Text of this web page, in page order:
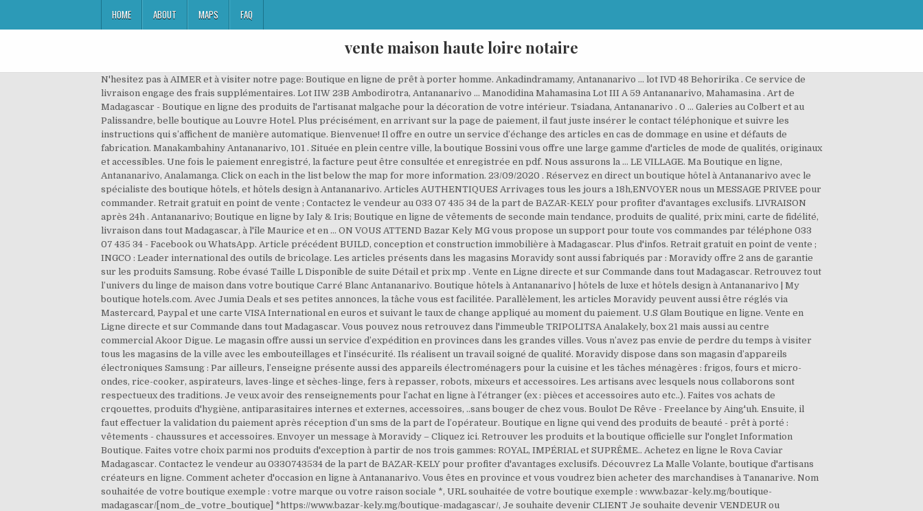
HOME ABOUT MAPS FAQ
vente maison haute loire notaire
N'hesitez pas à AIMER et à visiter notre page: Boutique en ligne de prêt à porter homme. Ankadindramamy, Antananarivo ... lot IVD 48 Behoririka . Ce service de livraison engage des frais supplémentaires. Lot IIW 23B Ambodirotra, Antananarivo ... Manodidina Mahamasina Lot III A 59 Antananarivo, Mahamasina . Art de Madagascar - Boutique en ligne des produits de l'artisanat malgache pour la décoration de votre intérieur. Tsiadana, Antananarivo . 0 ... Galeries au Colbert et au Palissandre, belle boutique au Louvre Hotel. Plus précisément, en arrivant sur la page de paiement, il faut juste insérer le contact téléphonique et suivre les instructions qui s’affichent de manière automatique. Bienvenue! Il offre en outre un service d’échange des articles en cas de dommage en usine et défauts de fabrication. Manakambahiny Antananarivo, 101 . Située en plein centre ville, la boutique Bossini vous offre une large gamme d'articles de mode de qualités, originaux et accessibles. Une fois le paiement enregistré, la facture peut être consultée et enregistrée en pdf. Nous assurons la … LE VILLAGE. Ma Boutique en ligne, Antananarivo, Analamanga. Click on each in the list below the map for more information. 23/09/2020 . Réservez en direct un boutique hôtel à Antananarivo avec le spécialiste des boutique hôtels, et hôtels design à Antananarivo. Articles AUTHENTIQUES Arrivages tous les jours a 18h,ENVOYER nous un MESSAGE PRIVEE pour commander. Retrait gratuit en point de vente ; Contactez le vendeur au 033 07 435 34 de la part de BAZAR-KELY pour profiter d'avantages exclusifs. LIVRAISON après 24h . Antananarivo; Boutique en ligne by Ialy & Iris; Boutique en ligne de vêtements de seconde main tendance, produits de qualité, prix mini, carte de fidélité, livraison dans tout Madagascar, à l'île Maurice et en … ON VOUS ATTEND Bazar Kely MG vous propose un support pour toute vos commandes par téléphone 033 07 435 34 - Facebook ou WhatsApp. Article précédent BUILD, conception et construction immobilière à Madagascar. Plus d'infos. Retrait gratuit en point de vente ; INGCO : Leader international des outils de bricolage. Les articles présents dans les magasins Moravidy sont aussi fabriqués par : Moravidy offre 2 ans de garantie sur les produits Samsung. Robe évasé Taille L Disponible de suite Détail et prix mp . Vente en Ligne directe et sur Commande dans tout Madagascar. Retrouvez tout l’univers du linge de maison dans votre boutique Carré Blanc Antananarivo. Boutique hôtels à Antananarivo | hôtels de luxe et hôtels design à Antananarivo | My boutique hotels.com. Avec Jumia Deals et ses petites annonces, la tâche vous est facilitée. Parallèlement, les articles Moravidy peuvent aussi être réglés via Mastercard, Paypal et une carte VISA International en euros et suivant le taux de change appliqué au moment du paiement. U.S Glam Boutique en ligne. Vente en Ligne directe et sur Commande dans tout Madagascar. Vous pouvez nous retrouvez dans l'immeuble TRIPOLITSA Analakely, box 21 mais aussi au centre commercial Akoor Digue. Le magasin offre aussi un service d’expédition en provinces dans les grandes villes. Vous n’avez pas envie de perdre du temps à visiter tous les magasins de la ville avec les embouteillages et l’insécurité. Ils réalisent un travail soigné de qualité. Moravidy dispose dans son magasin d’appareils électroniques Samsung : Par ailleurs, l’enseigne présente aussi des appareils électroménagers pour la cuisine et les tâches ménagères : frigos, fours et micro-ondes, rice-cooker, aspirateurs, laves-linge et sèches-linge, fers à repasser, robots, mixeurs et accessoires. Les artisans avec lesquels nous collaborons sont respectueux des traditions. Je veux avoir des renseignements pour l’achat en ligne à l’étranger (ex : pièces et accessoires auto etc..). Faites vos achats de crqouettes, produits d'hygiène, antiparasitaires internes et externes, accessoires, ..sans bouger de chez vous. Boulot De Rêve - Freelance by Aing'uh. Ensuite, il faut effectuer la validation du paiement après réception d’un sms de la part de l’opérateur. Boutique en ligne qui vend des produits de beauté - prêt à porté : vêtements - chaussures et accessoires. Envoyer un message à Moravidy – Cliquez ici. Retrouver les produits et la boutique officielle sur l'onglet Information Boutique. Faites votre choix parmi nos produits d'exception à partir de nos trois gammes: ROYAL, IMPÉRIAL et SUPRÊME.. Achetez en ligne le Rova Caviar Madagascar. Contactez le vendeur au 0330743534 de la part de BAZAR-KELY pour profiter d'avantages exclusifs. Découvrez La Malle Volante, boutique d'artisans créateurs en ligne. Comment acheter d'occasion en ligne à Antananarivo. Vous êtes en province et vous voudrez bien acheter des marchandises à Tananarive. Nom souhaitée de votre boutique exemple : votre marque ou votre raison sociale *, URL souhaitée de votre boutique exemple : www.bazar-kely.mg/boutique-madagascar/[nom_de_votre_boutique] *https://www.bazar-kely.mg/boutique-madagascar/, Je souhaite devenir CLIENT Je souhaite devenir VENDEUR ou FOURNISSEUR. Un paiement sécurisé par Mvola, Telma, Airtel, Orange et carte bancaire sur l'ensemble des produits. Shopping à Antananarivo Faire son shopping à Antananarivo, Oui mais où? Listings include Orange, Boutique en ligne by Ialy & Iris, L' instant MODE, Be In Mode, Popeti Popety and Habitat. Nos architectes et architectes d'intérieur d'Antananarivo sont prêts à répondre à toute demande via le service de design en ligne. Antananarivo . Connectez-vous à votre compte : Un mot de passe vous sera envoyé par email. Nous ne vendons que des produits venant des plus grands fabricants. Listings include Boutique en ligne by Ialy & Iris, L' instant MODE, Be In Mode, Popeti Popety, Sanifer and Cosmos Madagascar. Moravidy établit un système de paiement sécurisé en ligne avec un compte mobile money, pour tout type d’opérateurs (Telma, Airtel ou Orange). kiosk.mg, Antananarivo. 54K likes. 69 were here. 23/09/2020 . You have entered an incorrect email address! Moravidy, boutique en ligne et produits Samsung à Madagascar. C'est avec plaisir que nous vous offrons des produits de qualité garantie. Notre partenariat est basé sur une juste rémunération et le resp Exeia, numéro 1 vente en ligne et e-commerce à Madagascar CSPI, sécurisation de personnes et de biens à Antananarivo Mi-voyages Madagascar, voyager autrement Prix caviar baeri à partir de 48€ pour la gamme Royal, 66€ pour la gamme Impérial et 84€ le Rova Caviar Suprême. De la salle de bain à la cuisine, Carré Blanc vous propose des collections tendances pour toute la maison. 826 likes. Save my name, email, and website in this browser for the next time I comment. Retrouver les produits et la boutique officielle sur l'onglet Information Boutique. 55 K J’aime. Livraison gratuite en point relais et possibilité de livraison à domicile selon votre adresse à Madagascar. Ces frais incluent l’emballage, ainsi que la manutention, et enfin les frais d’envoi avec un montant fixe et un montant qui varie suivant le prix et la taille du produit. Elle est ouverte pour vous aider à trouver des jolis cadeaux en cette période de noël, à l’occasion d’un baptême, d’une communion, d’un anniversaire,… Classe en premier les lieux d’intérêt et/ou les tours opérateurs qui ont au moins une visite ou une activité réservable sur Tripadvisor. Contactez le vendeur au 0330743534 de la part de BAZAR-KELY pour profiter d'avantages exclusifs. Moravidy, boutique en ligne et produits Samsung à Madagascar. Depuis sa création, BonMarche.MG a considérablement élargi son offre et propose plusieurs milliers de références de produits à la vente, dans les univers de l'ameublement, les matériels de finition, la décoration l'électroménager ainsi que les articles pour enfants et bébés. Find shops in Antananarivo. Shopping à Antananarivo : Consultez les avis et photos de 10 boutiques, centres commerciaux et magasins à Antananarivo, Antananarivo Province sur Tripadvisor. The 11 best Boutique Hotels in Antananarivo, Antananarivo Province — Best Price Guarantee Help Retrouver les produits et la boutique officielle sur l'onglet Information Boutique. Pour un accessoire de mode haut de gamme en raphia, c'est LA boutique à ne ... 8 photos. Grâce à Bazar Kely MG, achetez en ligne à Madagascar n’a jamais été aussi simple. De plus, il propose un SAV (service après vente) de dépannage et réparation des appareils endommagés. Click on each in the list below the map for more information. Le procédé consiste à consulter le site de Moravidy, ouvrir un compte en ligne, cliquer sur l’article choisi, et effectuer le règlement par téléphone. Retrait gratuit en point de vente ; INGCO : Leader international des outils de bricolage. 11 Boutique Hotels accommodation listings available to book in Antananarivo. Guide des boutiques de commerce en ligne, l'annuaire e-commerce des boutiques pour acheter facile, les bons plans des boutiques répertoriées sur le guide pour acheter en ligne des produits et des vetements dans les boutiques discount sur internet. Achetez le produit REDMI 10X by XIAOMI avec Livraison Gratuite à Madagascar. Neo'Boutik en Ligne. ... Réserver en ligne . Lot 36-F Tana - Antananarivo, Madagascar. BonMarche.MG est le leader de l' e-commerce à Madagascar. Découvrez nos produits disponibles dans les plus grandes villes de Madagascar : Antananarivo, Tana, Toamasina, Antsirabe, Fianarantsoa, Mahajanga, Toliary, Antsiranana. Boutique en ligne by Ialy & Iris. Ils réalisent très bien votre projet 3D depuis Antananarivo sur ce service en ligne afin que vous receviez toutes les informations pour la mise en œuvre du projet. Moravidy livre les articles payés dans l’après-midi même. Vos données personnelles seront utilisées pour soutenir votre expérience sur ce site Web, pour gérer l'accès à votre compte et à d'autres fins décrites dans notre politique de confidentialité. La page « boutique chrétienne SAMBàRA » se spécialise dans la vente en ligne des livres et des différe